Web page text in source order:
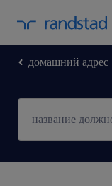
домашний адрес